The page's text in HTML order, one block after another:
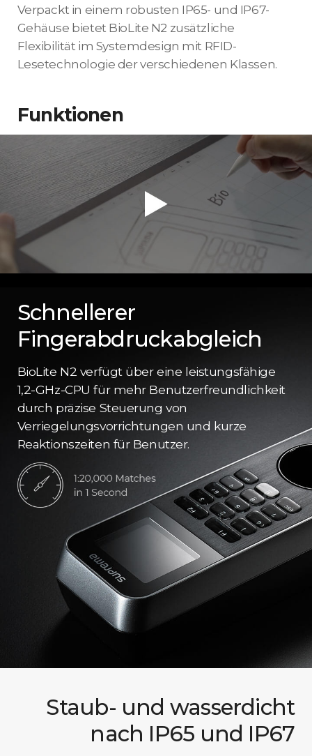
Verpackt in einem robusten IP65- und IP67-
Gehäuse bietet BioLite N2 zusätzliche
Flexibilität im Systemdesign mit RFID-
Lesetechnologie der verschiedenen Klassen.
Funktionen
Schnellerer
Fingerabdruckabgleich
BioLite N2 verfügt über eine leistungsfähige
1,2-GHz-CPU für mehr Benutzerfreundlichkeit
durch präzise Steuerung von
Verriegelungsvorrichtungen und kurze
Reaktionszeiten für Benutzer.
Staub- und wasserdicht
nach IP65 und IP67